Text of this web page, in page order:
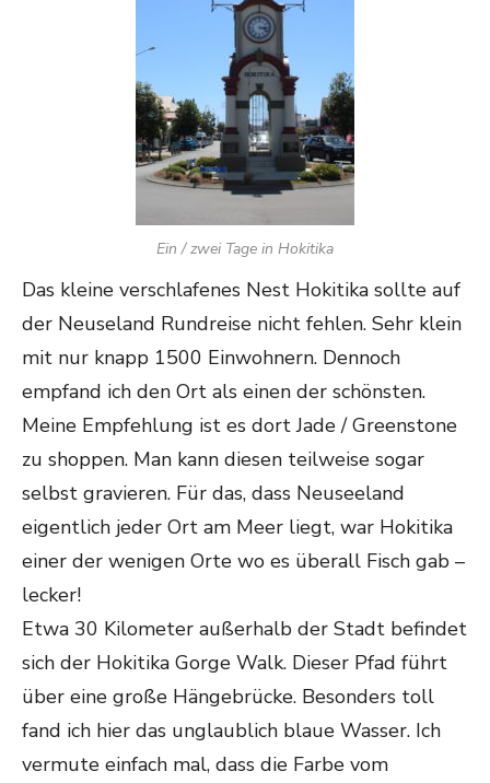
Ein / zwei Tage in Hokitika
Das kleine verschlafenes Nest Hokitika sollte auf
der Neuseland Rundreise nicht fehlen. Sehr klein
mit nur knapp 1500 Einwohnern. Dennoch
empfand ich den Ort als einen der schönsten.
Meine Empfehlung ist es dort Jade / Greenstone
zu shoppen. Man kann diesen teilweise sogar
selbst gravieren. Für das, dass Neuseeland
eigentlich jeder Ort am Meer liegt, war Hokitika
einer der wenigen Orte wo es überall Fisch gab –
lecker!
Etwa 30 Kilometer außerhalb der Stadt befindet
sich der Hokitika Gorge Walk. Dieser Pfad führt
über eine große Hängebrücke. Besonders toll
fand ich hier das unglaublich blaue Wasser. Ich
vermute einfach mal, dass die Farbe vom